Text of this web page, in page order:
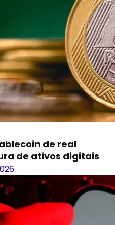
de real
de ativos digitais